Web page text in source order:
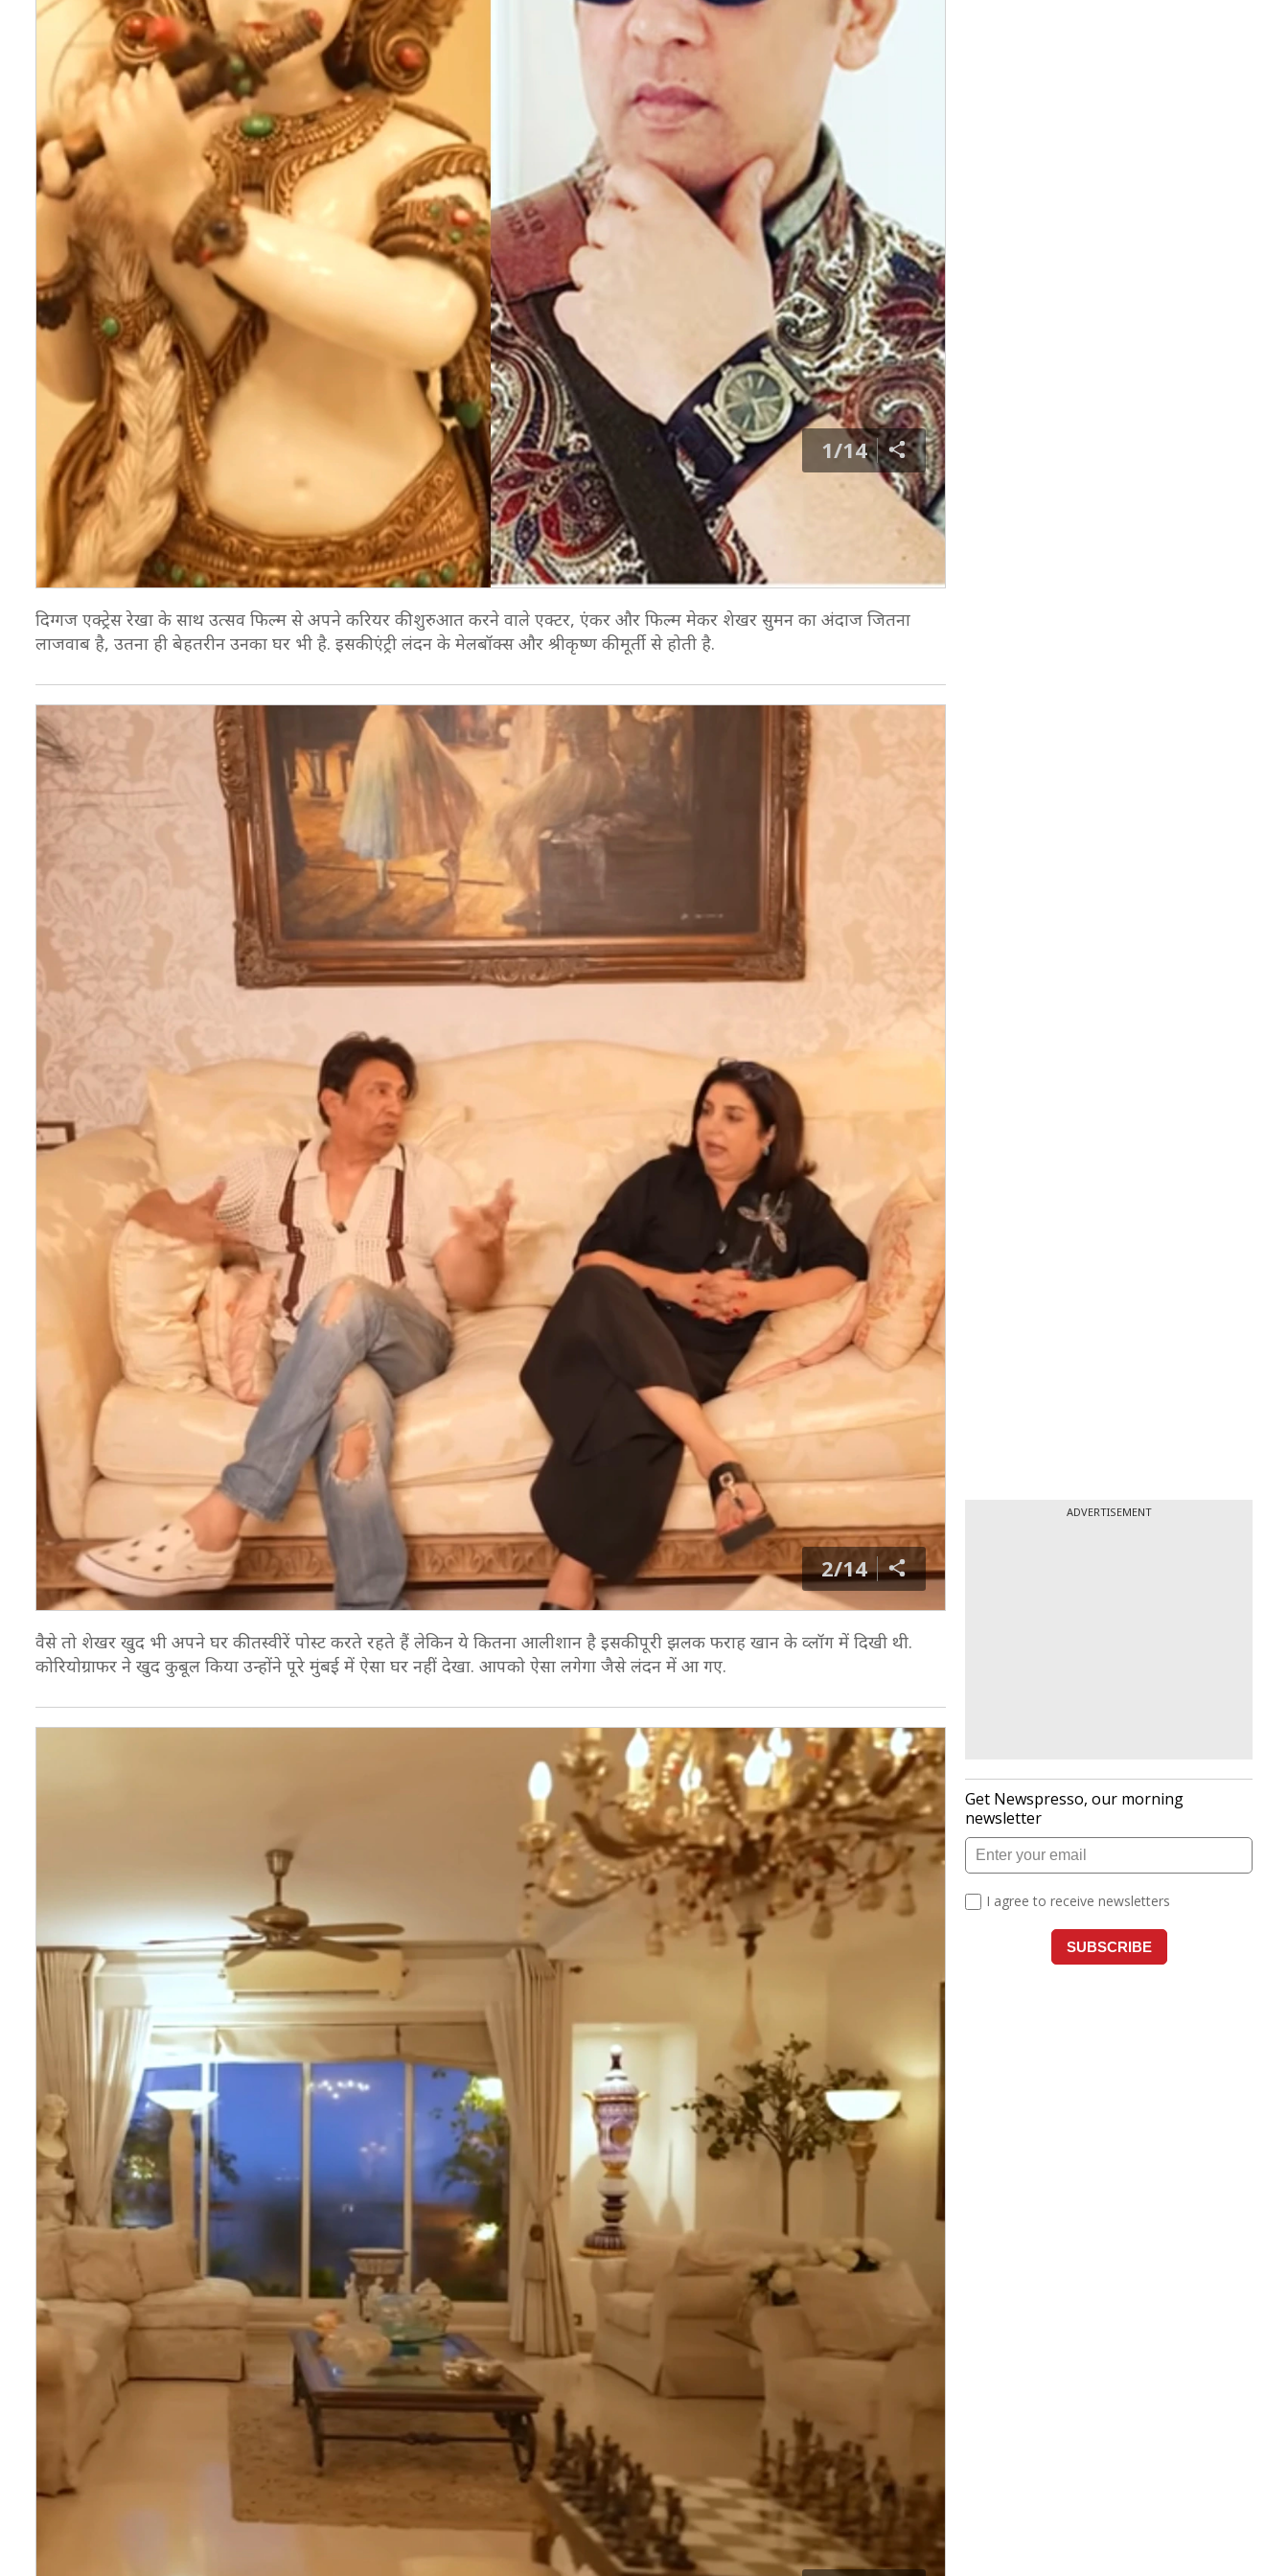
1/14
दिग्गज एक्ट्रेस रेखा के साथ उत्सव फिल्म से अपने करियर की शुरुआत करने वाले एक्टर, एंकर और फिल्म मेकर शेखर सुमन का अंदाज जितना
लाजवाब है, उतना ही बेहतरीन उनका घर भी है. इसकी एंट्री लंदन के मेलबॉक्स और श्रीकृष्ण की मूर्ती से होती है.
2/14
वैसे तो शेखर खुद भी अपने घर की तस्वीरें पोस्ट करते रहते हैं लेकिन ये कितना आलीशान है इसकी पूरी झलक फराह खान के व्लॉग में दिखी थी.
कोरियोग्राफर ने खुद कुबूल किया उन्होंने पूरे मुंबई में ऐसा घर नहीं देखा. आपको ऐसा लगेगा जैसे लंदन में आ गए.
ADVERTISEMENT